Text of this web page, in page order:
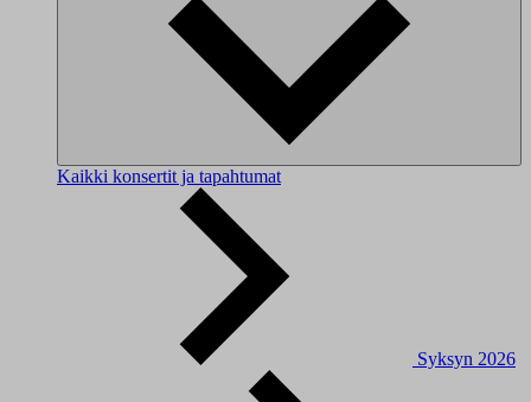
Kaikki konsertit ja tapahtumat
Syksyn 2026